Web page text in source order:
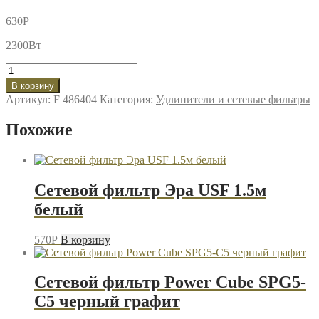
630P
2300Вт
Количество
товара
Сетевой
фильтр
Power+
В корзину
Артикул: F 486404 Категория: Удлинители и сетевые фильтры
Похожие
Сетевой фильтр Эра USF 1.5м
белый
570P В корзину
Сетевой фильтр Power Cube SPG5-
C5 черный графит